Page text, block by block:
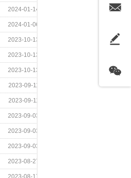
2024-01-14
2024-01-06
2023-10-13
2023-10-13
2023-10-13
2023-09-11
2023-09-11
2023-09-03
2023-09-03
2023-09-03
2023-08-27
2023-08-17